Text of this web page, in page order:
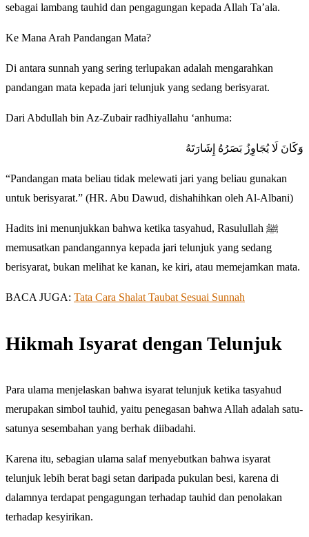
sebagai lambang tauhid dan pengagungan kepada Allah Ta’ala.
Ke Mana Arah Pandangan Mata?
Di antara sunnah yang sering terlupakan adalah mengarahkan
pandangan mata kepada jari telunjuk yang sedang berisyarat.
Dari Abdullah bin Az-Zubair radhiyallahu ‘anhuma:
وَكَانَ لَا يُجَاوِزُ بَصَرُهُ إِشَارَتَهُ
“Pandangan mata beliau tidak melewati jari yang beliau gunakan
untuk berisyarat.” (HR. Abu Dawud, dishahihkan oleh Al-Albani)
Hadits ini menunjukkan bahwa ketika tasyahud, Rasulullah ﷺ
memusatkan pandangannya kepada jari telunjuk yang sedang
berisyarat, bukan melihat ke kanan, ke kiri, atau memejamkan mata.
BACA JUGA: Tata Cara Shalat Taubat Sesuai Sunnah
Hikmah Isyarat dengan Telunjuk
Para ulama menjelaskan bahwa isyarat telunjuk ketika tasyahud
merupakan simbol tauhid, yaitu penegasan bahwa Allah adalah satu-
satunya sesembahan yang berhak diibadahi.
Karena itu, sebagian ulama salaf menyebutkan bahwa isyarat
telunjuk lebih berat bagi setan daripada pukulan besi, karena di
dalamnya terdapat pengagungan terhadap tauhid dan penolakan
terhadap kesyirikan.